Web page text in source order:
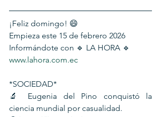
¡Feliz domingo! 😄
Empieza este 15 de febrero 2026
Informándote con 🔹 LA HORA 🔹
www.lahora.com.ec
*SOCIEDAD*
🔬 Eugenia del Pino conquistó la
ciencia mundial por casualidad.